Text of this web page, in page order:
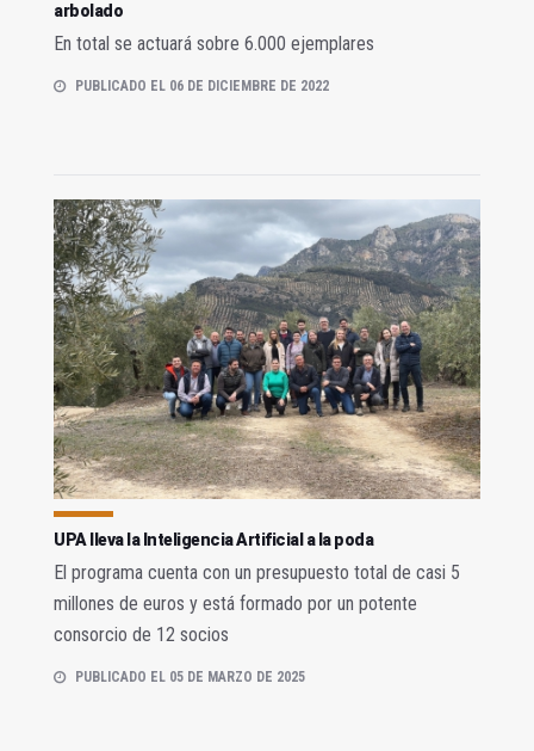
arbolado
En total se actuará sobre 6.000 ejemplares
PUBLICADO EL 06 DE DICIEMBRE DE 2022
UPA lleva la Inteligencia Artificial a la poda
El programa cuenta con un presupuesto total de casi 5
millones de euros y está formado por un potente
consorcio de 12 socios
PUBLICADO EL 05 DE MARZO DE 2025